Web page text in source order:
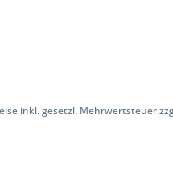
inkl. gesetzl. Mehrwertsteuer